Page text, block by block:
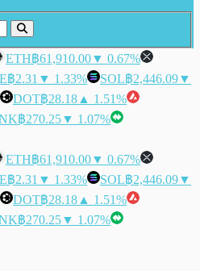
ETH฿61,910.00▼ 0.67%
฿2.31 ▼ 1.33% SOL฿2,446.09▼
DOT฿28.18 ▲ 1.51%
฿270.25▼ 1.07%
ETH฿61,910.00▼ 0.67%
฿2.31 ▼ 1.33% SOL฿2,446.09▼
DOT฿28.18 ▲ 1.51%
฿270.25▼ 1.07%